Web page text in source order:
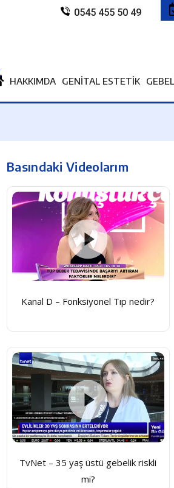
0545 455 50 49
HAKKIMDA GENITAL ESTETIK
Basındaki Videolarım
Kanal D – Fonksiyonel Tıp nedir?
TvNet – 35 yaş üstü gebelik riskli
mi?